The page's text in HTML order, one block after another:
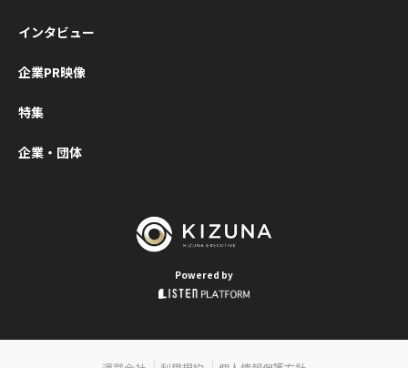
インタビュー
企業PR映像
特集
企業・団体
Powered by